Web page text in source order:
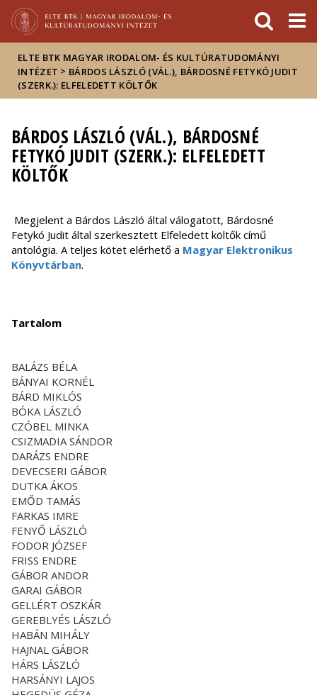
Hírek
Események
ELTE a
sajtóban
ELTE BTK MAGYAR IRODALOM- ÉS KULTÚRATUDOMÁNYI
INTÉZET > BÁRDOS LÁSZLÓ (VÁL.), BÁRDOSNÉ FETYKÓ JUDIT
(SZERK.): ELFELEDETT KÖLTŐK
BÁRDOS LÁSZLÓ (VÁL.), BÁRDOSNÉ
FETYKÓ JUDIT (SZERK.): ELFELEDETT
KÖLTŐK
Megjelent a Bárdos László által válogatott, Bárdosné
Fetykó Judit által szerkesztett Elfeledett költők című
antológia. A teljes kötet elérhető a Magyar Elektronikus
Könyvtárban.
Tartalom
BALÁZS BÉLA
BÁNYAI KORNÉL
BÁRD MIKLÓS
BÓKA LÁSZLÓ
CZÓBEL MINKA
CSIZMADIA SÁNDOR
DARÁZS ENDRE
DEVECSERI GÁBOR
DUTKA ÁKOS
EMŐD TAMÁS
FARKAS IMRE
FENYŐ LÁSZLÓ
FODOR JÓZSEF
FRISS ENDRE
GÁBOR ANDOR
GARAI GÁBOR
GELLÉRT OSZKÁR
GEREBLYÉS LÁSZLÓ
HABÁN MIHÁLY
HAJNAL GÁBOR
HÁRS LÁSZLÓ
HARSÁNYI LAJOS